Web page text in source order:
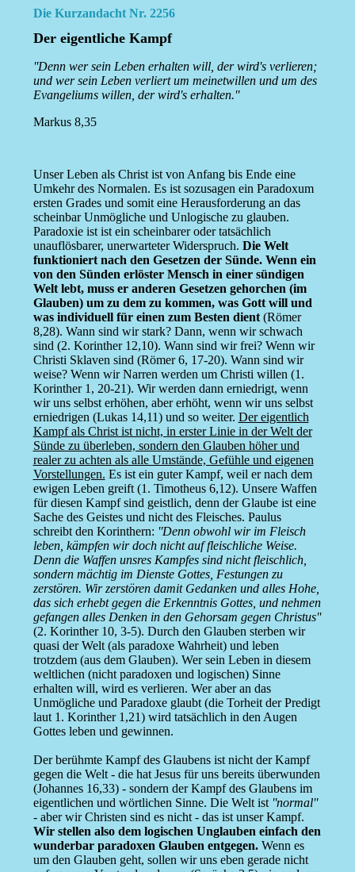
Die Kurzandacht Nr. 2256
Der eigentliche Kampf
''Denn wer sein Leben erhalten will, der wird's verlieren;
und wer sein Leben verliert um meinetwillen und um des
Evangeliums willen, der wird's erhalten.''
Markus 8,35
Unser Leben als Christ ist von Anfang bis Ende eine
Umkehr des Normalen. Es ist sozusagen ein Paradoxum
ersten Grades und somit eine Herausforderung an das
scheinbar Unmögliche und Unlogische zu glauben.
Paradoxie ist ist ein scheinbarer oder tatsächlich
unauflösbarer, unerwarteter Widerspruch. Die Welt
funktioniert nach den Gesetzen der Sünde. Wenn ein
von den Sünden erlöster Mensch in einer sündigen
Welt lebt, muss er anderen Gesetzen gehorchen (im
Glauben) um zu dem zu kommen, was Gott will und
was individuell für einen zum Besten dient(Römer
8,28). Wann sind wir stark? Dann, wenn wir schwach
sind (2. Korinther 12,10). Wann sind wir frei? Wenn wir
Christi Sklaven sind (Römer 6, 17-20). Wann sind wir
weise? Wenn wir Narren werden um Christi willen (1.
Korinther 1, 20-21). Wir werden dann erniedrigt, wenn
wir uns selbst erhöhen, aber erhöht, wenn wir uns selbst
erniedrigen (Lukas 14,11) und so weiter. Der eigentlich
Kampf als Christ ist nicht, in erster Linie in der Welt der
Sünde zu überleben, sondern den Glauben höher und
realer zu achten als alle Umstände, Gefühle und eigenen
Vorstellungen. Es ist ein guter Kampf, weil er nach dem
ewigen Leben greift (1. Timotheus 6,12). Unsere Waffen
für diesen Kampf sind geistlich, denn der Glaube ist eine
Sache des Geistes und nicht des Fleisches. Paulus
schreibt den Korinthern: ''Denn obwohl wir im Fleisch
leben, kämpfen wir doch nicht auf fleischliche Weise.
Denn die Waffen unsres Kampfes sind nicht fleischlich,
sondern mächtig im Dienste Gottes, Festungen zu
zerstören. Wir zerstören damit Gedanken und alles Hohe,
das sich erhebt gegen die Erkenntnis Gottes, und nehmen
gefangen alles Denken in den Gehorsam gegen Christus''
(2. Korinther 10, 3-5). Durch den Glauben sterben wir
quasi der Welt (als paradoxe Wahrheit) und leben
trotzdem (aus dem Glauben). Wer sein Leben in diesem
weltlichen (nicht paradoxen und logischen) Sinne
erhalten will, wird es verlieren. Wer aber an das
Unmögliche und Paradoxe glaubt (die Torheit der Predigt
laut 1. Korinther 1,21) wird tatsächlich in den Augen
Gottes leben und gewinnen.
Der berühmte Kampf des Glaubens ist nicht der Kampf
gegen die Welt - die hat Jesus für uns bereits überwunden
(Johannes 16,33) - sondern der Kampf des Glaubens im
eigentlichen und wörtlichen Sinne. Die Welt ist ''normal''
- aber wir Christen sind es nicht - das ist unser Kampf.
Wir stellen also dem logischen Unglauben einfach den
wunderbar paradoxen Glauben entgegen.Wenn es
um den Glauben geht, sollen wir uns eben gerade nicht